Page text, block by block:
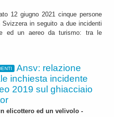
12 giugno 2021 cinque persone
in seguito a due incidenti
ed un aereo da turismo: tra le
Ansv: relazione
inchiesta incidente
2019 sul ghiacciaio
elicottero ed un velivolo -